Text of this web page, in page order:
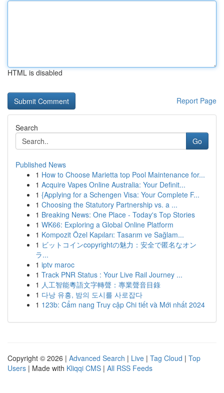
HTML is disabled
Report Page
Search
Go
Published News
1 How to Choose Marietta top Pool Maintenance for...
1 Acquire Vapes Online Australia: Your Definit...
1 {Applying for a Schengen Visa: Your Complete F...
1 Choosing the Statutory Partnership vs. a ...
1 Breaking News: One Place - Today's Top Stories
1 WK66: Exploring a Global Online Platform
1 Kompozit Özel Kapıları: Tasarım ve Sağlam...
1 ビットコインcopyrightの魅力：安全で匿名なオン
ラ...
1 iptv maroc
1 Track PNR Status : Your Live Rail Journey ...
1 人工智能粵語文字轉聲：專業聲音目錄
1 다낭 유흥, 밤의 도시를 사로잡다
1 123b: Cẩm nang Truy cập Chi tiết và Mới nhất 2024
Copyright © 2026 | Advanced Search | Live | Tag Cloud | Top
Users | Made with Kliqqi CMS | All RSS Feeds